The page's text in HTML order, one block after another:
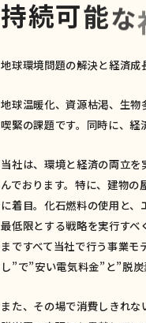
持続可能な
地球環境問題の解決と経済成
地球温暖化、資源枯渇、生
喫緊の課題です。同時に、経
当社は、環境と経済の両立
んでおります。特に、建物
に着目。化石燃料の使用と
最低限とする戦略を実行す
まですべて当社で行う事業
し”で”安い電気料金”と”脱
また、その場で消費しきれ